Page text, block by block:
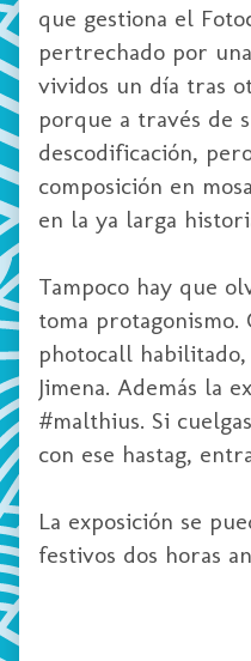
que gestiona el
pertrechado por
vividos un día tras
porque a través de
descodificación,
composición en
en la ya larga
Tampoco hay que
toma
photocall
Jimena. Además la
#malthius. Si
con ese hastag,
La exposición se
festivos dos horas